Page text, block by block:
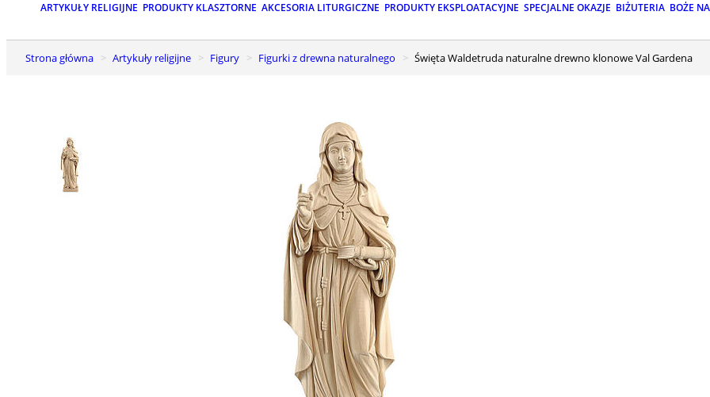
ARTYKUŁY RELIGIJNE PRODUKTY KLASZTORNE AKCESORIA LITURGICZNE PRODUKTY EKSPLOATACYJNE SPECJALNE OKAZJE BIŻUTERIA BOŻE
Strona główna Artykuły religijne Figury Figurki z drewna naturalnego Święta Waldetruda naturalne drewno klonowe Val Gardena